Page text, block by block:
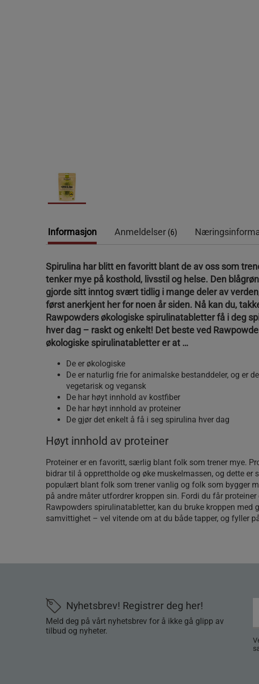
Informasjon Anmeldelser (6)
Spirulina har blitt en favoritt blant de av oss som
tenker mye på kosthold, livsstil og helse. Den
gjorde sitt inntog svært tidlig i mange deler av
først anerkjent her for noen år siden. Nå kan du,
Rawpowders økologiske spirulinatabletter få i deg
hver dag – raskt og enkelt! Det beste ved
økologiske spirulinatabletter er at …
De er økologiske
De er naturlig frie for animalske bestanddeler, og er
vegetarisk og vegansk
De har høyt innhold av kostfiber
De har høyt innhold av proteiner
De gjør det enkelt å få i seg spirulina hver dag
Høyt innhold av proteiner
Proteiner er en favoritt, særlig blant folk som trener mye.
bidrar til å opprettholde og øke muskelmassen, og dette er
populært blant folk som trener vanlig og folk som bygger
på andre måter utfordrer kroppen sin. Fordi du får proteiner
Rawpowders spirulinatabletter, kan du bruke kroppen med
samvittighet – vel vitende om at du både tapper, og fyller
Nyhetsbrev! Registrer deg her!
Meld deg på vårt nyhetsbrev for å ikke gå glipp av
tilbud og nyheter.